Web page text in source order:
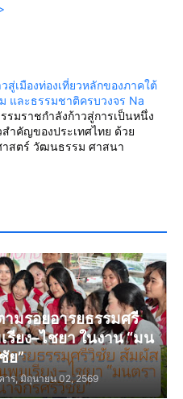
สู่เมืองท่องเที่ยวหลักของภาคใต้
และธรรมชาติครบวงจร Na
รมราชกำลังก้าวสู่การเป็นหนึ่ง
ำคัญของประเทศไทย ด้วย
าสตร์ วัฒนธรรม ศาสนา
มรอยอารยธรรมศรี
ยง–ไชยา ในงาน “มน
ย”
าร, มิถุนายน 02, 2569